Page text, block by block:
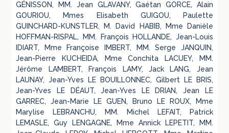
GÉNISSON, MM. Jean GLAVANY, Gaétan GORCE, Alain
GOURIOU, Mmes Elisabeth GUIGOU, Paulette
GUINCHARD-KUNSTLER, M. David HABIB, Mme Danièle
HOFFMAN-RISPAL, MM. François HOLLANDE, Jean-Louis
IDIART, Mme Françoise IMBERT, MM. Serge JANQUIN,
Jean-Pierre KUCHEIDA, Mme Conchita LACUEY, MM.
Jérôme LAMBERT, François LAMY, Jack LANG, Jean
LAUNAY, Jean-Yves LE BOUILLONNEC, Gilbert LE BRIS,
Jean-Yves LE DÉAUT, Jean-Yves LE DRIAN, Jean LE
GARREC, Jean-Marie LE GUEN, Bruno LE ROUX, Mme
Marylise LEBRANCHU, MM. Michel LEFAIT, Patrick
LEMASLE, Guy LENGAGNE, Mme Annick LEPETIT, MM.